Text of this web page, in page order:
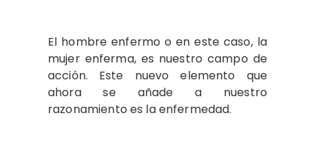
El hombre enfermo o en este caso, la
mujer enferma, es nuestro campo de
acción. Este nuevo elemento que
ahora se añade a nuestro
razonamiento es la enfermedad.